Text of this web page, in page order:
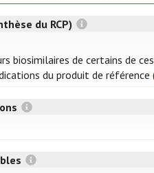
du RCP)
biosimilaires de certains de
du produit de référence